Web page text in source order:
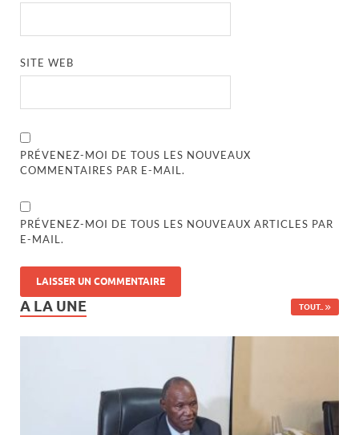
SITE WEB
PRÉVENEZ-MOI DE TOUS LES NOUVEAUX
COMMENTAIRES PAR E-MAIL.
PRÉVENEZ-MOI DE TOUS LES NOUVEAUX ARTICLES PAR
E-MAIL.
A LA UNE TOUT..